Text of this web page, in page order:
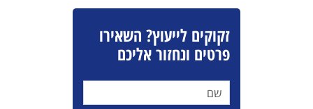
זקוקים לייעוץ? השאירו
פרטים ונחזור אליכם